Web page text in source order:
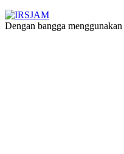
Dengan bangga menggunakan